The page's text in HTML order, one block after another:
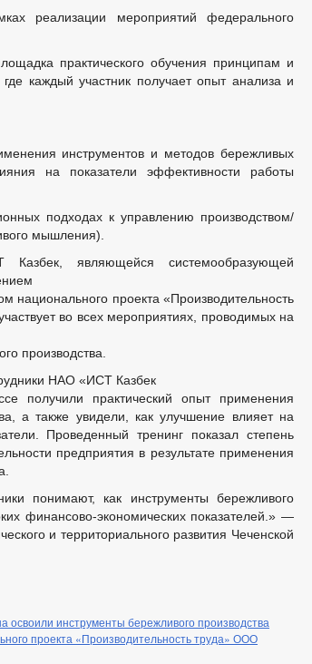
реализации мероприятий федерального
практического обучения принципам и
каждый участник получает опыт анализа и
инструментов и методов бережливых
на показатели эффективности работы
подходах к управлению производством/
мышления).
являющейся системообразующей
национального проекта «Производительность
во всех мероприятиях, проводимых на
производства.
НАО «ИСТ Казбек
получили практический опыт применения
а также увидели, как улучшение влияет на
Проведенный тренинг показал степень
предприятия в результате применения
понимают, как инструменты бережливого
финансово-экономических показателей.» —
и территориального развития Чеченской
освоили инструменты бережливого производства
проекта «Производительность труда» ООО